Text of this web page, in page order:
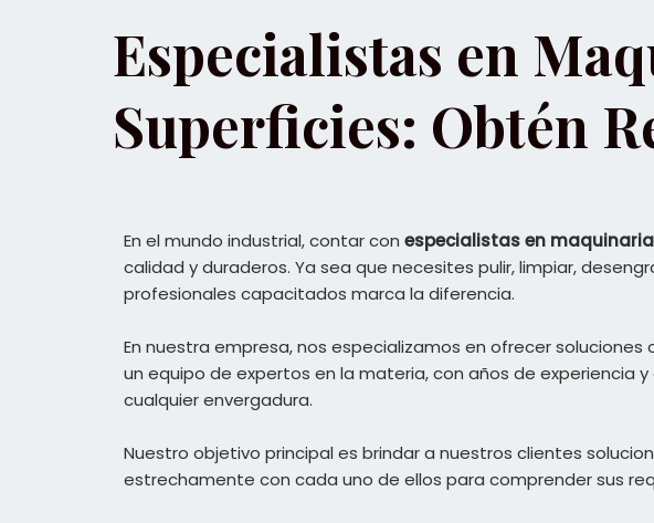
Especialistas en
Superficies: Obtén
En el mundo industrial, contar con especialistas en
calidad y duraderos. Ya sea que necesites pulir, limpiar,
profesionales capacitados marca la diferencia.
En nuestra empresa, nos especializamos en ofrecer
un equipo de expertos en la materia, con años de
cualquier envergadura.
Nuestro objetivo principal es brindar a nuestros clientes
estrechamente con cada uno de ellos para comprender sus